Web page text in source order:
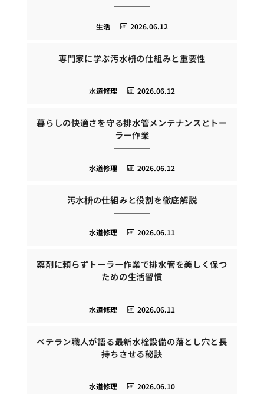
2026.06.12
生活
専門家に学ぶ汚水枡の仕組みと重要性
2026.06.12
水道修理
暮らしの快適さを守る排水管メンテナンスとトー
ラー作業
2026.06.12
水道修理
汚水枡の仕組みと役割を徹底解説
2026.06.11
水道修理
薬剤に頼らずトーラー作業で排水管を美しく保つ
ための生活習慣
2026.06.11
水道修理
ベテラン職人が語る最新水栓設備の落とし穴と長
持ちさせる秘訣
2026.06.10
水道修理